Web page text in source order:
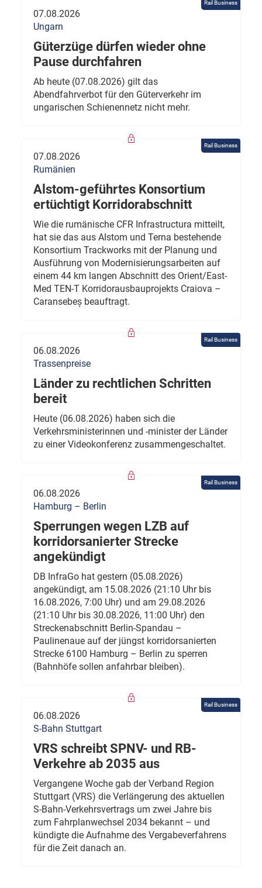
Rail Business
07.08.2026
Ungarn
Güterzüge dürfen wieder ohne
Pause durchfahren
Ab heute (07.08.2026) gilt das
Abendfahrverbot für den Güterverkehr im
ungarischen Schienennetz nicht mehr.
Rail Business
07.08.2026
Rumänien
Alstom-geführtes Konsortium
ertüchtigt Korridorabschnitt
Wie die rumänische CFR Infrastructura mitteilt,
hat sie das aus Alstom und Terna bestehende
Konsortium Trackworks mit der Planung und
Ausführung von Modernisierungsarbeiten auf
einem 44 km langen Abschnitt des Orient/East-
Med TEN-T Korridorausbauprojekts Craiova –
Caransebeș beauftragt.
Rail Business
06.08.2026
Trassenpreise
Länder zu rechtlichen Schritten
bereit
Heute (06.08.2026) haben sich die
Verkehrsministerinnen und -minister der Länder
zu einer Videokonferenz zusammengeschaltet.
Rail Business
06.08.2026
Hamburg – Berlin
Sperrungen wegen LZB auf
korridorsanierter Strecke
angekündigt
DB InfraGo hat gestern (05.08.2026)
angekündigt, am 15.08.2026 (21:10 Uhr bis
16.08.2026, 7:00 Uhr) und am 29.08.2026
(21:10 Uhr bis 30.08.2026, 11:00 Uhr) den
Streckenabschnitt Berlin-Spandau –
Paulinenaue auf der jüngst korridorsanierten
Strecke 6100 Hamburg – Berlin zu sperren
(Bahnhöfe sollen anfahrbar bleiben).
Rail Business
06.08.2026
S-Bahn Stuttgart
VRS schreibt SPNV- und RB-
Verkehre ab 2035 aus
Vergangene Woche gab der Verband Region
Stuttgart (VRS) die Verlängerung des aktuellen
S-Bahn-Verkehrsvertrags um zwei Jahre bis
zum Fahrplanwechsel 2034 bekannt – und
kündigte die Aufnahme des Vergabeverfahrens
für die Zeit danach an.